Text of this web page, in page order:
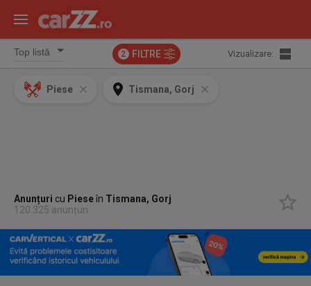
2 FILTRE Vizualizare:
Piese Tismana, Gorj
Anunțuri cu Pieseîn Tismana, Gorj
120.325 anunțuri